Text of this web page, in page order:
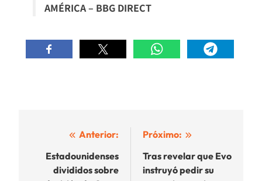
AMÉRICA – BBG DIRECT
Navegación
Anterior:
Estadounidenses
divididos sobre
Próximo:
Tras revelar que Evo
instruyó pedir su